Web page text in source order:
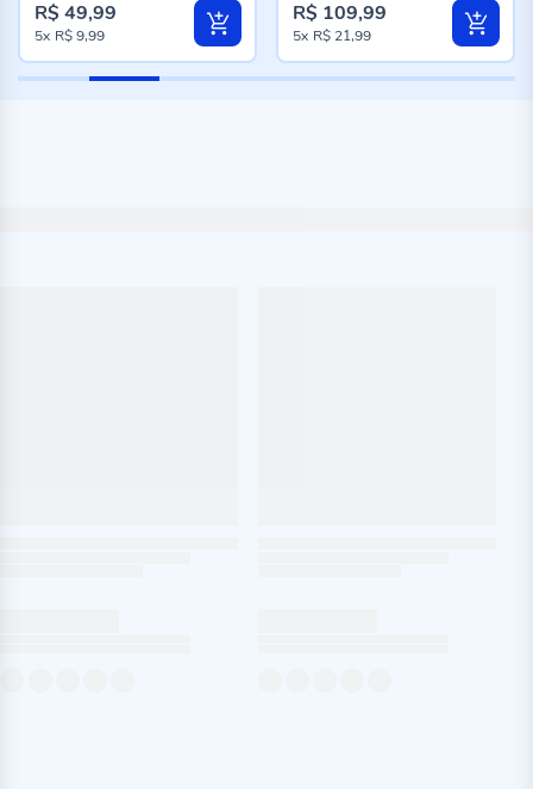
R$ 49,99
5x R$ 9,99
R$ 109,99
5x R$ 21,99